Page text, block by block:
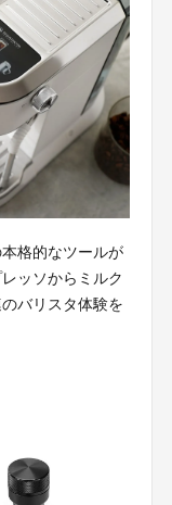
格的なツールが
ッソからミルク
バリスタ体験を